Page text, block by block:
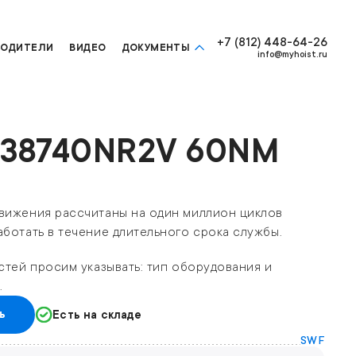
ВИДЕО ДОКУМЕНТЫ +7 (812) 448-64-26
info@myhoist.ru
60NM
рассчитаны на один миллион циклов
в течение длительного срока службы.
просим указывать: тип оборудования и
Есть на складе
SWF